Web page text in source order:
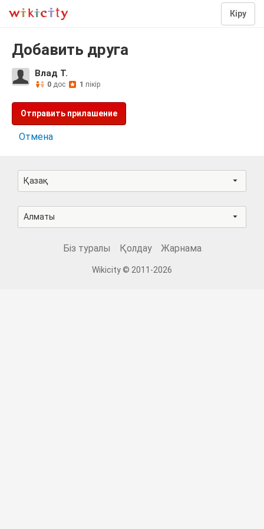
Кіру
Добавить друга
Влад Т.
0 дос 1 пікір
Отправить прилашение
Отмена
Қазақ
Алматы
Біз туралы Қолдау Жарнама
Wikicity © 2011-2026